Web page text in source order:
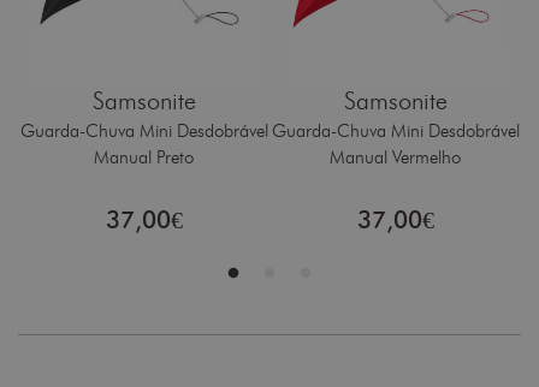
Samsonite
Guarda-Chuva Mini Desdobrável
Manual Preto
37,00€
Samsonite
Guarda-Chuva Mini Desdobrável
Manual Vermelho
37,00€